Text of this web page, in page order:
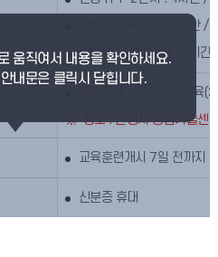
민방위 3~4년차 : 2시간 /
민방위 5년차 이상 : 1시간
집합교육 : 상반기 본교육
장소 : 안성시 농업기술센
교육훈련개시 7일 전까지
신분증 휴대